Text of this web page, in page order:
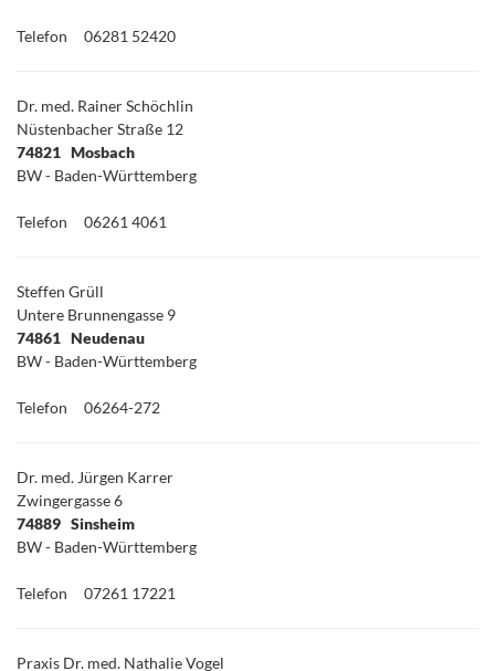
Telefon 06281 52420
Dr. med. Rainer Schöchlin
Nüstenbacher Straße 12
74821 Mosbach
BW - Baden-Württemberg
Telefon 06261 4061
Steffen Grüll
Untere Brunnengasse 9
74861 Neudenau
BW - Baden-Württemberg
Telefon 06264-272
Dr. med. Jürgen Karrer
Zwingergasse 6
74889 Sinsheim
BW - Baden-Württemberg
Telefon 07261 17221
Praxis Dr. med. Nathalie Vogel